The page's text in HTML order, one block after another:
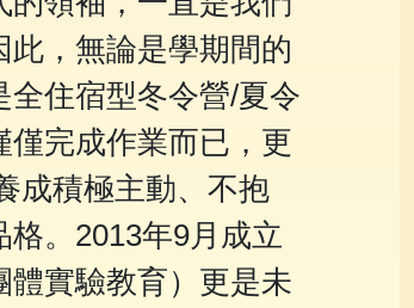
此，無論是學期間的
住宿型冬令營/夏令
完成作業而已，更
成積極主動、不抱
。2013年9月成立
體實驗教育）更是未